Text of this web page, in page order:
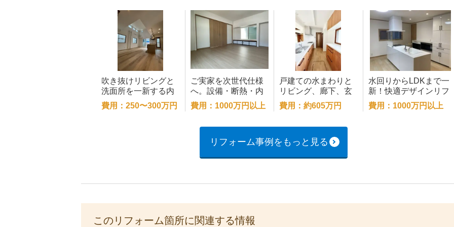
吹き抜けリビングと
洗面所を一新する内
装リフォーム
費用：250〜300万円
ご実家を次世代仕様
へ。設備・断熱・内
装を一新した全面改
修
費用：1000万円以上
戸建ての水まわりと
リビング、廊下、玄
関ドアをリフォー
ム！
費用：約605万円
水回りからLDKまで一
新！快適デザインリフ
ォーム化
費用：1000万円以上
リフォーム事例をもっと見る
このリフォーム箇所に関連する情報